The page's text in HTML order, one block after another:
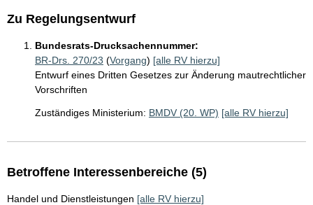
Zu Regelungsentwurf
Bundesrats-Drucksachennummer:
BR-Drs. 270/23 (Vorgang) [alle RV hierzu]
Entwurf eines Dritten Gesetzes zur Änderung mautrechtlicher
Vorschriften
Zuständiges Ministerium: BMDV (20. WP) [alle RV hierzu]
Betroffene Interessenbereiche (5)
Handel und Dienstleistungen [alle RV hierzu]